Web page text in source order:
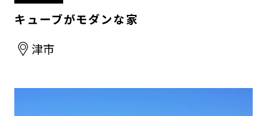
キューブがモダンな家
津市